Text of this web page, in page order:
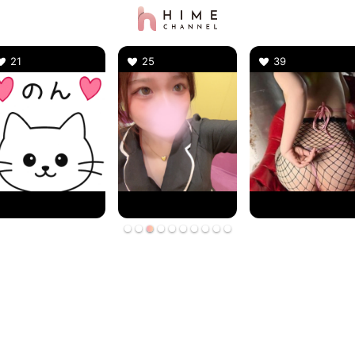
21 25 39